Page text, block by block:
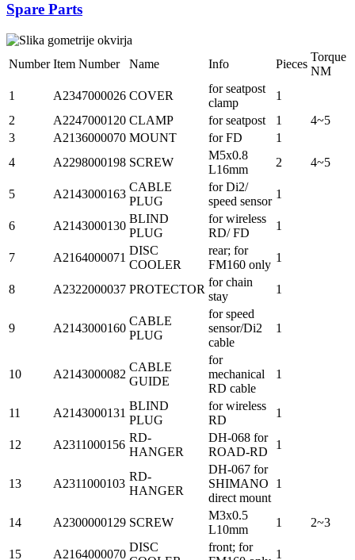
Spare Parts
Number Item Number Name Info Pieces
Torque
NM
1
A2347000026 COVER
for seatpost
clamp
1
2
A2247000120 CLAMP for seatpost 1
4~5
3
A2136000070 MOUNT for FD
1
4
A2298000198 SCREW
M5x0.8
L16mm
2 4~5
5 A2143000163
CABLE
PLUG
for Di2/
speed sensor
1
6 A2143000130
BLIND
PLUG
for wireless
RD/ FD
1
7 A2164000071
DISC
COOLER
rear; for
FM160 only
1
8 A2322000037 PROTECTOR
for chain
stay
1
9 A2143000160
CABLE
PLUG
for speed
sensor/Di2
cable
1
10 A2143000082
CABLE
GUIDE
for
mechanical
RD cable
1
11 A2143000131
BLIND
PLUG
for wireless
RD
1
12 A2311000156
RD-
HANGER
DH-068 for
ROAD-RD
1
13 A2311000103
RD-
HANGER
DH-067 for
SHIMANO
direct mount
1
14 A2300000129 SCREW
M3x0.5
L10mm
1 2~3
15 A2164000070
DISC
front; for
1